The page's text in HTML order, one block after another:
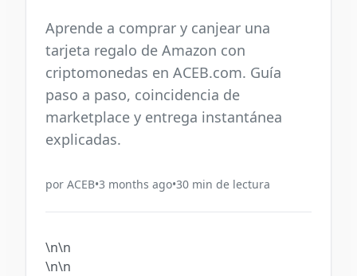
Aprende a comprar y canjear una
tarjeta regalo de Amazon con
criptomonedas en ACEB.com. Guía
paso a paso, coincidencia de
marketplace y entrega instantánea
explicadas.
por ACEB•3 months ago•30 min de lectura
\n\n
\n\n